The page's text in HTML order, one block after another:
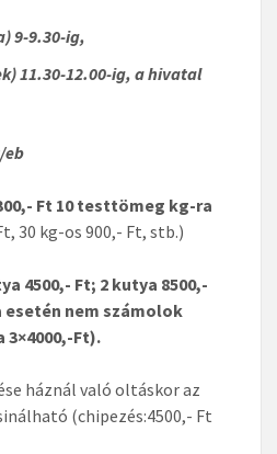
9-9.30-ig,
11.30-12.00-ig, a hivatal
eb
Ft 10 testtömeg kg-ra
30 kg-os 900,- Ft, stb.)
4500,- Ft; 2 kutya 8500,-
esetén nem számolok
Ft).
háznál való oltáskor az
(chipezés:4500,- Ft